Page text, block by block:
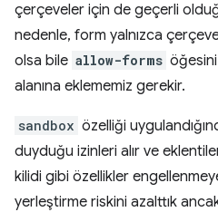
çerçeveler için de geçerli
nedenle, form yalnızca
olsa bile allow-forms
alanına eklememiz gerekir.
sandbox özelliği
duyduğu izinleri alır ve
kilidi gibi özellikler
yerleştirme riskini azalttık